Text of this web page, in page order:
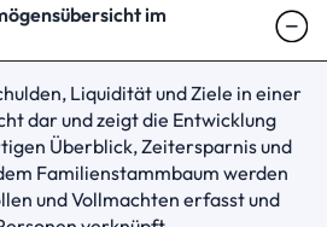
im
Liquidität und Ziele in einer
dar und zeigt die Entwicklung
Überblick, Zeitersparnis und
Familienstammbaum werden
und Vollmachten erfasst und